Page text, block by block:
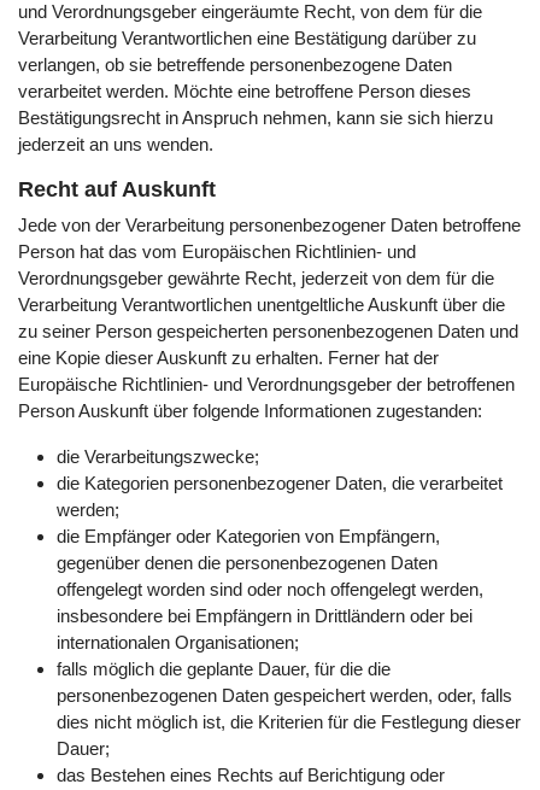
und Verordnungsgeber eingeräumte Recht, von dem für die
Verarbeitung Verantwortlichen eine Bestätigung darüber zu
verlangen, ob sie betreffende personenbezogene Daten
verarbeitet werden. Möchte eine betroffene Person dieses
Bestätigungsrecht in Anspruch nehmen, kann sie sich hierzu
jederzeit an uns wenden.
Recht auf Auskunft
Jede von der Verarbeitung personenbezogener Daten betroffene
Person hat das vom Europäischen Richtlinien- und
Verordnungsgeber gewährte Recht, jederzeit von dem für die
Verarbeitung Verantwortlichen unentgeltliche Auskunft über die
zu seiner Person gespeicherten personenbezogenen Daten und
eine Kopie dieser Auskunft zu erhalten. Ferner hat der
Europäische Richtlinien- und Verordnungsgeber der betroffenen
Person Auskunft über folgende Informationen zugestanden:
die Verarbeitungszwecke;
die Kategorien personenbezogener Daten, die verarbeitet
werden;
die Empfänger oder Kategorien von Empfängern,
gegenüber denen die personenbezogenen Daten
offengelegt worden sind oder noch offengelegt werden,
insbesondere bei Empfängern in Drittländern oder bei
internationalen Organisationen;
falls möglich die geplante Dauer, für die die
personenbezogenen Daten gespeichert werden, oder, falls
dies nicht möglich ist, die Kriterien für die Festlegung dieser
Dauer;
das Bestehen eines Rechts auf Berichtigung oder